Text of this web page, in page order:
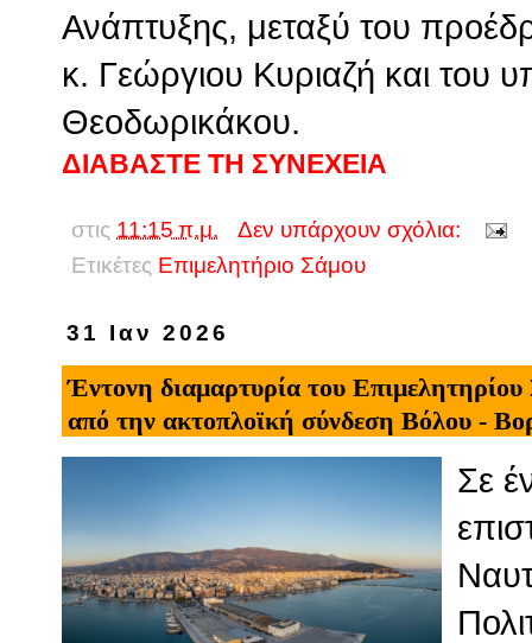
Ανάπτυξης, μεταξύ του
κ. Γεώργιου Κυριαζή και του
Θεοδωρικάκου.
ΔΙΑΒΑΣΤΕ ΤΗ ΣΥΝΕΧΕΙΑ
στις 11:15 π.μ.
Δεν υπάρχουν σχόλια:
Ετικέτες Επιμελητήριο Σάμου
31 Ιαν 2026
Έντονη διαμαρτυρία του
από την ακτοπλοϊκή σύνδεση Βόλου -
Σε